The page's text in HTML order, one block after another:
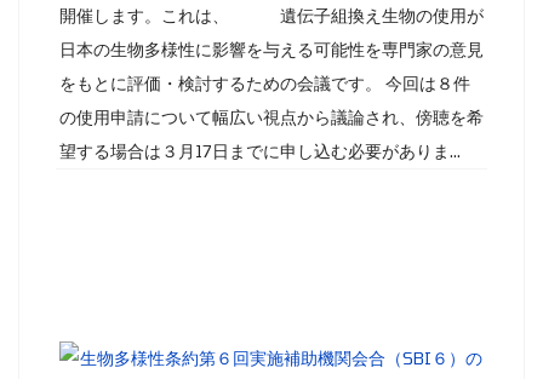
開催します。これは、 遺伝子組換え生物の使用が
日本の生物多様性に影響を与える可能性を専門家の意見
をもとに評価・検討するための会議です。 今回は８件
の使用申請について幅広い視点から議論され、傍聴を希
望する場合は３月17日までに申し込む必要がありま...